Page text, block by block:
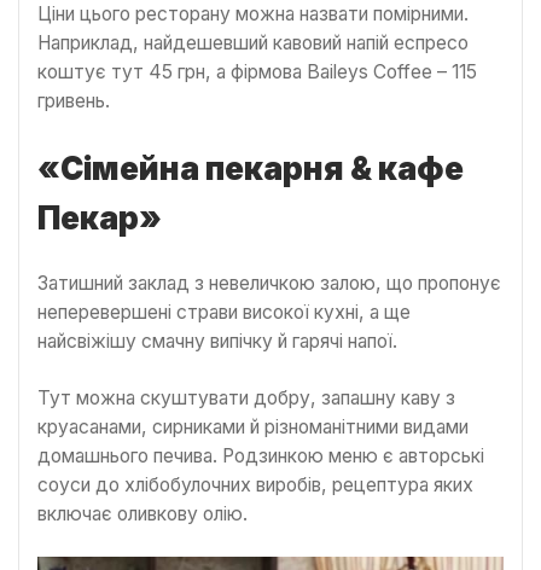
Ціни цього ресторану можна назвати помірними.
Наприклад, найдешевший кавовий напій еспресо
коштує тут 45 грн, а фірмова Baileys Coffee – 115
гривень.
«Сімейна пекарня & кафе
Пекар»
Затишний заклад з невеличкою залою, що пропонує
неперевершені страви високої кухні, а ще
найсвіжішу смачну випічку й гарячі напої.
Тут можна скуштувати добру, запашну каву з
круасанами, сирниками й різноманітними видами
домашнього печива. Родзинкою меню є авторські
соуси до хлібобулочних виробів, рецептура яких
включає оливкову олію.